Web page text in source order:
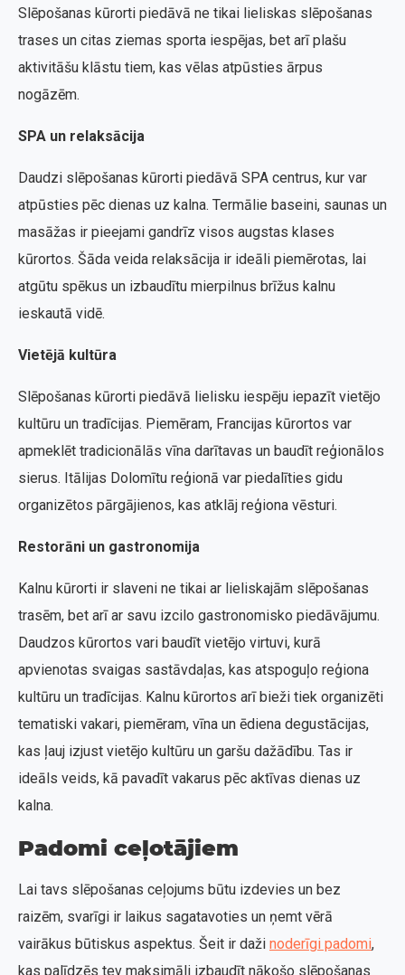
Slēpošanas kūrorti piedāvā ne tikai lieliskas slēpošanas
trases un citas ziemas sporta iespējas, bet arī plašu
aktivitāšu klāstu tiem, kas vēlas atpūsties ārpus
nogāzēm.
SPA un relaksācija
Daudzi slēpošanas kūrorti piedāvā SPA centrus, kur var
atpūsties pēc dienas uz kalna. Termālie baseini, saunas un
masāžas ir pieejami gandrīz visos augstas klases
kūrortos. Šāda veida relaksācija ir ideāli piemērotas, lai
atgūtu spēkus un izbaudītu mierpilnus brīžus kalnu
ieskautā vidē.
Vietējā kultūra
Slēpošanas kūrorti piedāvā lielisku iespēju iepazīt vietējo
kultūru un tradīcijas. Piemēram, Francijas kūrortos var
apmeklēt tradicionālās vīna darītavas un baudīt reģionālos
sierus. Itālijas Dolomītu reģionā var piedalīties gidu
organizētos pārgājienos, kas atklāj reģiona vēsturi.
Restorāni un gastronomija
Kalnu kūrorti ir slaveni ne tikai ar lieliskajām slēpošanas
trasēm, bet arī ar savu izcilo gastronomisko piedāvājumu.
Daudzos kūrortos vari baudīt vietējo virtuvi, kurā
apvienotas svaigas sastāvdaļas, kas atspoguļo reģiona
kultūru un tradīcijas. Kalnu kūrortos arī bieži tiek organizēti
tematiski vakari, piemēram, vīna un ēdiena degustācijas,
kas ļauj izjust vietējo kultūru un garšu dažādību. Tas ir
ideāls veids, kā pavadīt vakarus pēc aktīvas dienas uz
kalna.
Padomi ceļotājiem
Lai tavs slēpošanas ceļojums būtu izdevies un bez
raizēm, svarīgi ir laikus sagatavoties un ņemt vērā
vairākus būtiskus aspektus. Šeit ir daži noderīgi padomi,
kas palīdzēs tev maksimāli izbaudīt nākošo slēpošanas